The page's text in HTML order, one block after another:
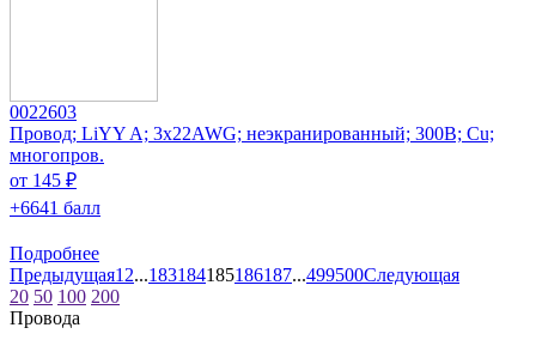
0022603
Провод; LiYY A; 3x22AWG; неэкранированный; 300В; Cu;
многопров.
от 145 ₽
+6641 балл
Подробнее
Предыдущая1 2...183184185186187...499500Следующая
20 50 100 200
Провода